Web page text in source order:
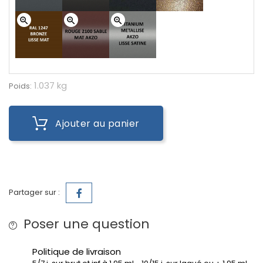
zoom_in zoom_in zoom_in
Poids: 1.037 kg
Ajouter au panier
Partager sur :
Poser une question
Politique de livraison